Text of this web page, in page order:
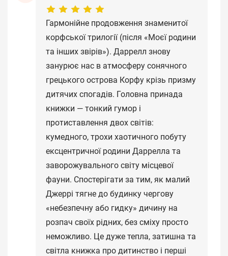
Гармонійне продовження знаменитої
корфської трилогії (після «Моєї родини
та інших звірів»). Даррелл знову
занурює нас в атмосферу сонячного
грецького острова Корфу крізь призму
дитячих спогадів. Головна принада
книжки — тонкий гумор і
протиставлення двох світів:
кумедного, трохи хаотичного побуту
ексцентричної родини Даррелла та
заворожувального світу місцевої
фауни. Спостерігати за тим, як малий
Джеррі тягне до будинку чергову
«небезпечну або гидку» дичину на
розпач своїх рідних, без сміху просто
неможливо. Це дуже тепла, затишна та
світла книжка про дитинство і перші